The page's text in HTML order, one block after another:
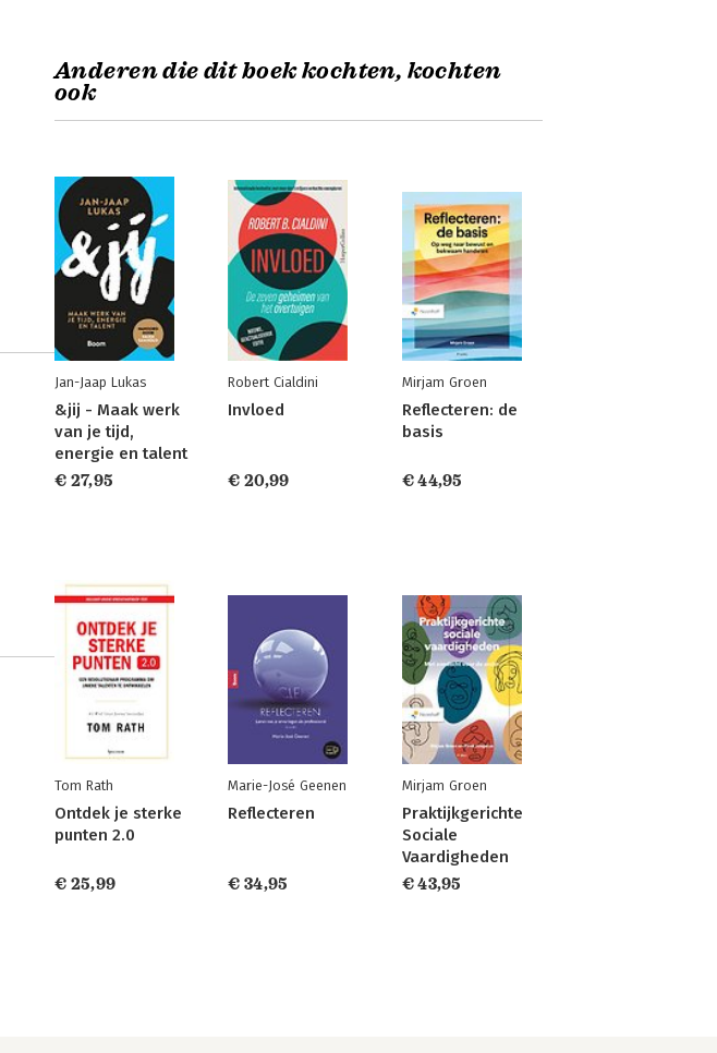
Anderen die dit boek kochten, kochten
ook
Jan-Jaap Lukas
&jij - Maak werk
van je tijd,
energie en talent
€ 27,95
Robert Cialdini
Invloed
€ 20,99
Mirjam Groen
Reflecteren: de
basis
€ 44,95
Tom Rath
Ontdek je sterke
punten 2.0
€ 25,99
Marie-José Geenen
Reflecteren
€ 34,95
Mirjam Groen
Praktijkgerichte
Sociale
Vaardigheden
€ 43,95